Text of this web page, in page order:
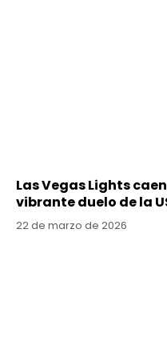
Las Vegas Lights
vibrante duelo de la
22 de marzo de 2026